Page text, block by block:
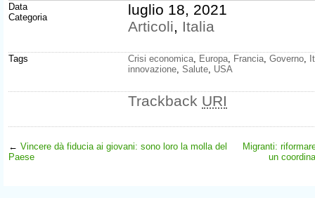
Data
Categoria
luglio 18, 2021
Articoli
Italia
Tags Crisi economica Europa Francia Governo
innovazione Salute USA
Trackback URI
← Vincere dà fiducia ai giovani: sono loro la molla del
Paese
Migranti:
un